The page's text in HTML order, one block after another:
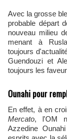
Avec la grosse
probable départ
nouveau milieu
menant à
toujours
Guendouzi et
toujours les
Ounahi pour
En effet, à en
Mercato, l'OM
Azzedine